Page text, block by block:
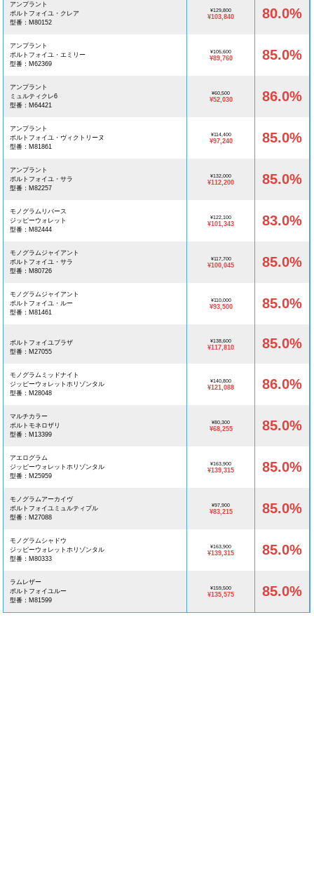
アンプラント
ポルトフォイユ・クレア
型番：M80152
¥129,800
¥103,840 80.0%
アンプラント
ポルトフォイユ・エミリー
型番：M62369
¥105,600
¥89,760 85.0%
アンプラント
ミュルティクレ6
型番：M64421
¥60,500
¥52,030 86.0%
アンプラント
ポルトフォイユ・ヴィクトリーヌ
型番：M81861
¥114,400
¥97,240 85.0%
アンプラント
ポルトフォイユ・サラ
型番：M82257
¥132,000
¥112,200 85.0%
モノグラムリバース
ジッピーウォレット
型番：M82444
¥122,100
¥101,343 83.0%
モノグラムジャイアント
ポルトフォイユ・サラ
型番：M80726
¥117,700
¥100,045 85.0%
モノグラムジャイアント
ポルトフォイユ・ルー
型番：M81461
¥110,000
¥93,500 85.0%
ポルトフォイユブラザ
型番：M27055
¥138,600
¥117,810 85.0%
モノグラムミッドナイト
ジッピーウォレットホリゾンタル
型番：M28048
¥140,800
¥121,088 86.0%
マルチカラー
ポルトモネロザリ
型番：M13399
¥80,300
¥68,255 85.0%
アエログラム
ジッピーウォレットホリゾンタル
型番：M25959
¥163,900
¥139,315 85.0%
モノグラムアーカイヴ
ポルトフォイユミュルティプル
型番：M27088
¥97,900
¥83,215 85.0%
モノグラムシャドウ
ジッピーウォレットホリゾンタル
型番：M80333
¥163,900
¥139,315 85.0%
ラムレザー
ポルトフォイユルー
型番：M81599
¥159,500
¥135,575 85.0%